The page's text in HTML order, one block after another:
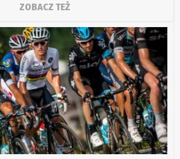
ZOBACZ TEŻ